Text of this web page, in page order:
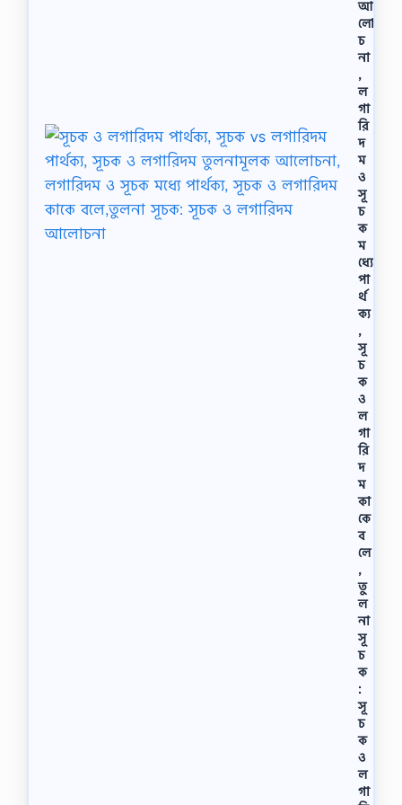
আ
লো
চ
না
,
ল
গা
রি
দ
ম
ও
সূ
চ
ক
ম
ধ্যে
পা
র্থ
ক্য
,
সূ
চ
ক
ও
ল
গা
রি
দ
ম
কা
কে
ব
লে
,
তু
ল
না
সূ
চ
ক
:
সূ
চ
ক
ও
ল
গা